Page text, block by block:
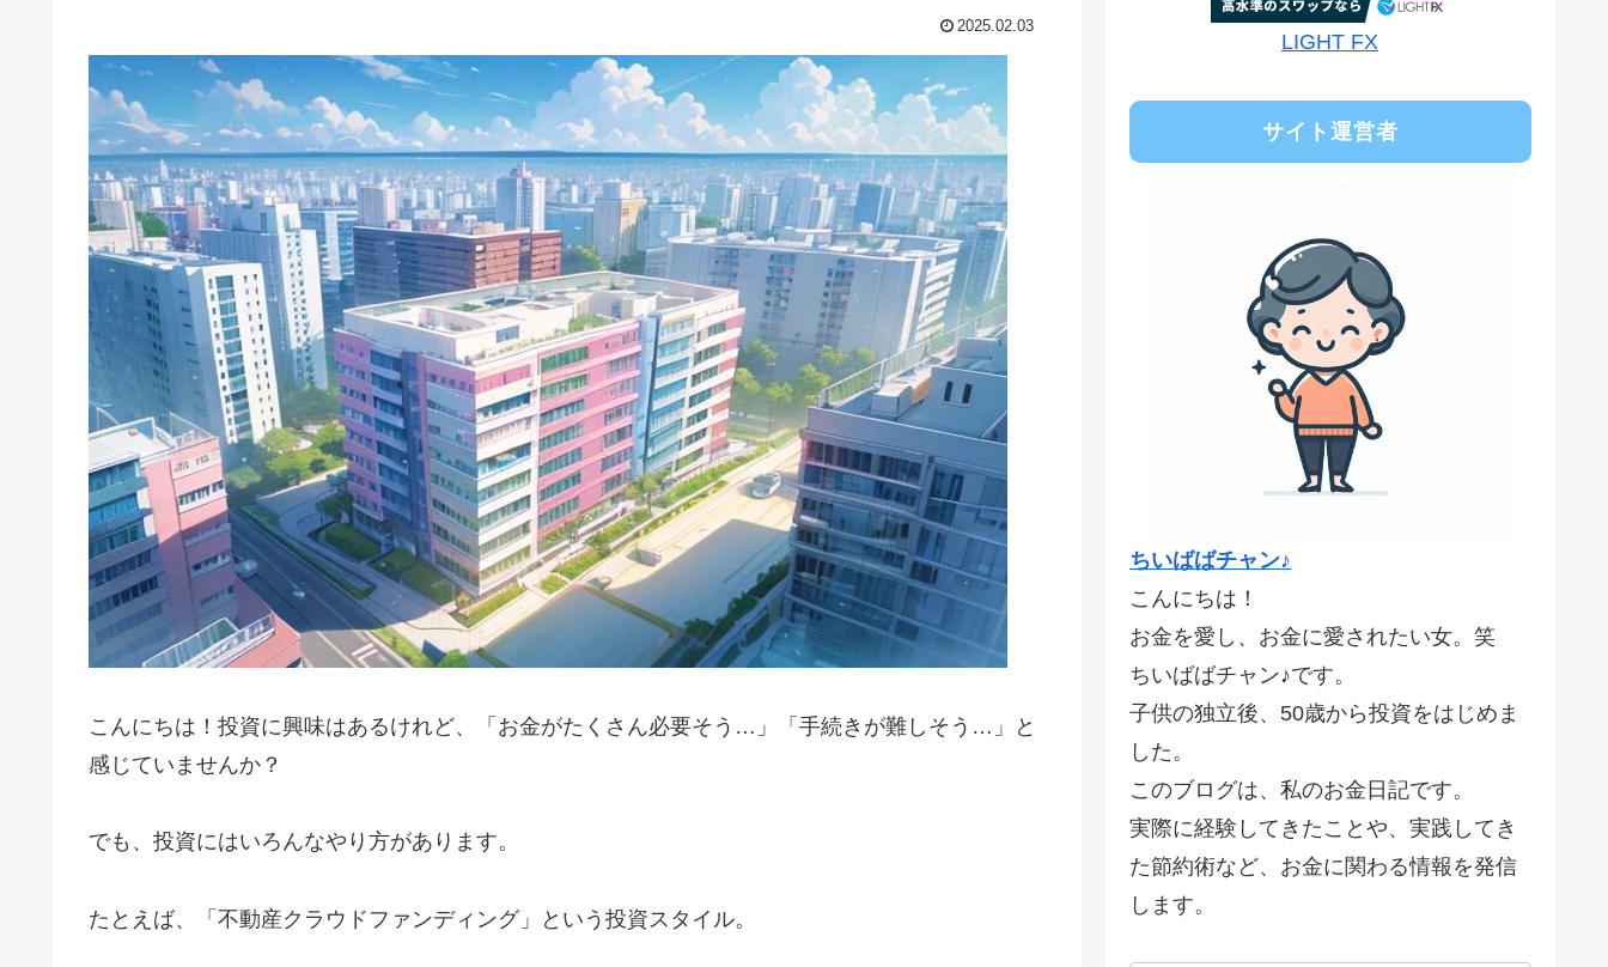
2025.02.03
こんにちは！投資に興味はあるけれど、「お金がたくさん必要そう…」「手続きが難しそう…」と
感じていませんか？
でも、投資にはいろんなやり方があります。
たとえば、「不動産クラウドファンディング」という投資スタイル。
LIGHT FX
サイト運営者
ちいばばチャン♪
こんにちは！
お金を愛し、お金に愛されたい女。笑
ちいばばチャン♪です。
子供の独立後、50歳から投資をはじめま
した。
このブログは、私のお金日記です。
実際に経験してきたことや、実践してき
た節約術など、お金に関わる情報を発信
します。